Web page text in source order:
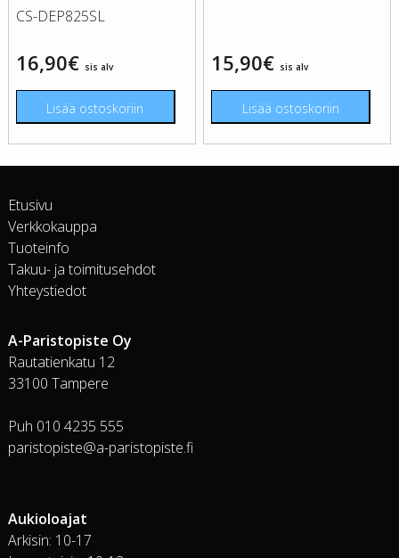
CS-DEP825SL
16,90€ sis alv
Lisää ostoskoriin
15,90€ sis alv
Lisää ostoskoriin
Etusivu
Verkkokauppa
Tuoteinfo
Takuu- ja toimitusehdot
Yhteystiedot
A-Paristopiste Oy
Rautatienkatu 12
33100 Tampere
Puh 010 4235 555
paristopiste@a-paristopiste.fi
Aukioloajat
Arkisin: 10-17